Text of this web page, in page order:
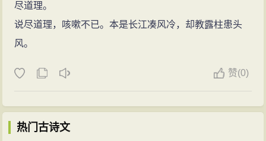
尽道理。
说尽道理，咳嗽不已。本是长江凑风冷，却教露柱患头
风。
赞(0)
热门古诗文